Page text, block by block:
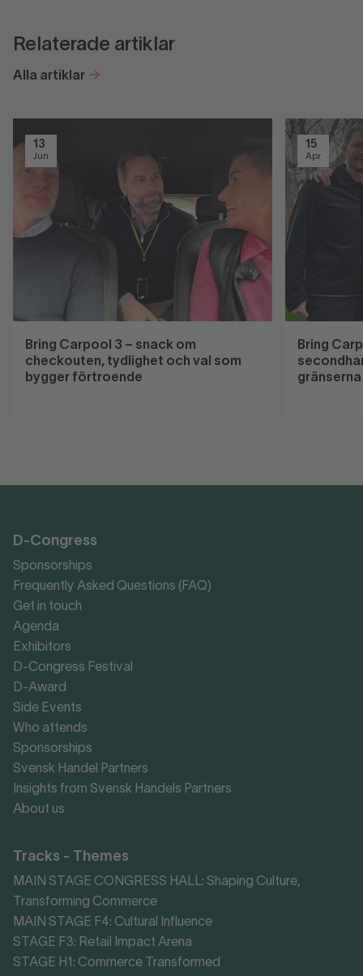
Relaterade artiklar
Alla artiklar
13
Jun
Bring Carpool 3 – snack om
checkouten, tydlighet och val som
bygger förtroende
15
Apr
Bring
gränserna
D-Congress
Sponsorships
Frequently Asked Questions (FAQ)
Get in touch
Agenda
Exhibitors
D-Congress Festival
D-Award
Side Events
Who attends
Sponsorships
Svensk Handel Partners
Insights from Svensk Handels Partners
About us
Tracks - Themes
MAIN STAGE CONGRESS HALL: Shaping Culture,
Transforming Commerce
MAIN STAGE F4: Cultural Influence
STAGE F3: Retail Impact Arena
STAGE H1: Commerce Transformed